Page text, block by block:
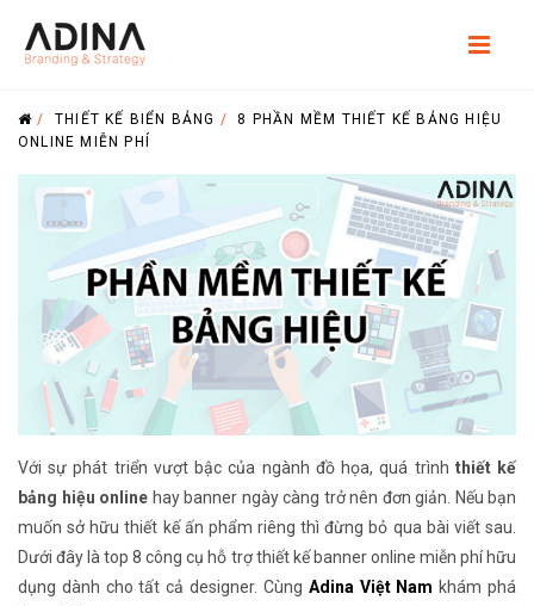
/THIẾT KẾ BIỂN BẢNG /8 PHẦN MỀM THIẾT KẾ BẢNG HIỆU
ONLINE MIỄN PHÍ
Với sự phát triển vượt bậc của ngành đồ họa, quá trình thiết kế
bảng hiệu online hay banner ngày càng trở nên đơn giản. Nếu bạn
muốn sở hữu thiết kế ấn phẩm riêng thì đừng bỏ qua bài viết sau.
Dưới đây là top 8 công cụ hỗ trợ thiết kế banner online miễn phí hữu
dụng dành cho tất cả designer. Cùng Adina Việt Nam khám phá